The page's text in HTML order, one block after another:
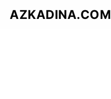
AZKADINA.COM